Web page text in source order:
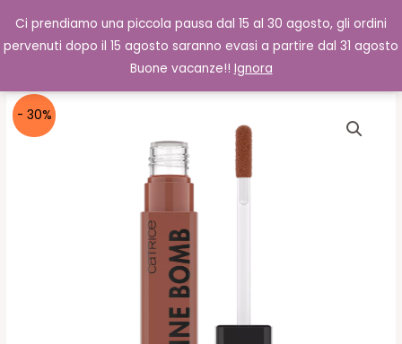
Ci prendiamo una piccola pausa dal 15 al 30 agosto, gli ordini
pervenuti dopo il 15 agosto saranno evasi a partire dal 31 agosto
Buone vacanze!! Ignora
contenuto
0,00€ Cerca
- 30%